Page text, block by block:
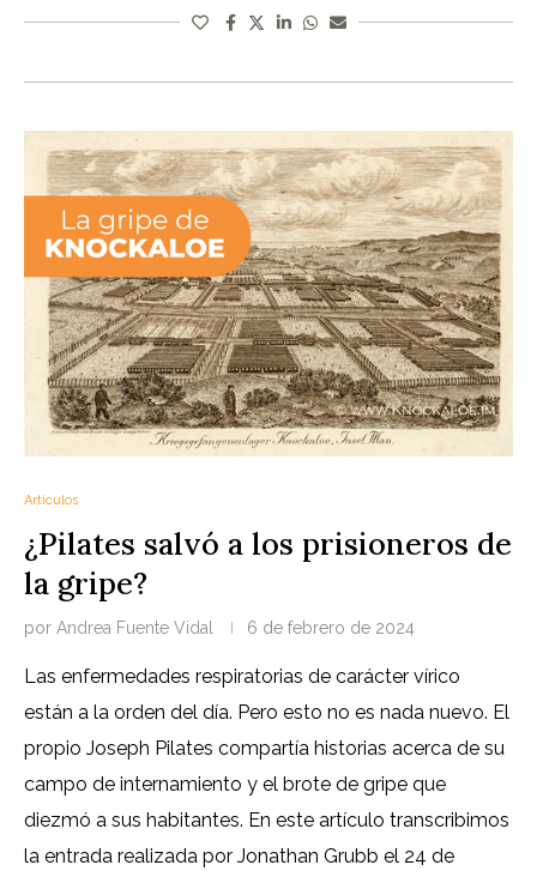
Artículos
¿Pilates salvó a los prisioneros de
la gripe?
por Andrea Fuente Vidal 6 de febrero de 2024
Las enfermedades respiratorias de carácter vírico
están a la orden del día. Pero esto no es nada nuevo. El
propio Joseph Pilates compartía historias acerca de su
campo de internamiento y el brote de gripe que
diezmó a sus habitantes. En este artículo transcribimos
la entrada realizada por Jonathan Grubb el 24 de